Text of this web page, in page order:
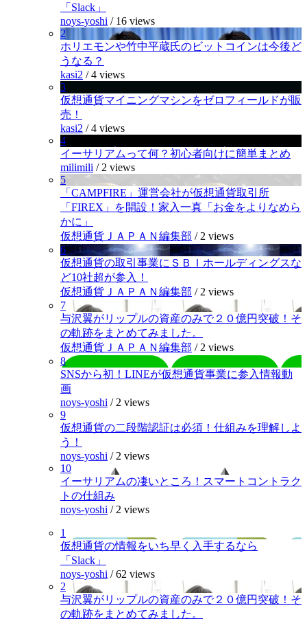
「Slack」
noys-yoshi / 16 views
2
ホリエモンや竹中平蔵氏のビットコインは今後ど
うなる？
kasi2 /4 views
3
仮想通貨マイニングマシンをゼロフィールドが販
売！
kasi2 /4 views
4
イーサリアムって何？初心者向けに簡単まとめ
milimili / 2 views
5
「CAMPFIRE」運営会社が仮想通貨取引所
「FIREX」を開設！家入一真「お金をよりなめら
かに」
仮想通貨ＪＡＰＡＮ編集部 / 2 views
6
仮想通貨の取引事業にＳＢＩホールディングスな
ど10社超が参入！
仮想通貨ＪＡＰＡＮ編集部 / 2 views
7
与沢翼がリップルの資産のみで２０億円突破！そ
の軌跡をまとめてみました。
仮想通貨ＪＡＰＡＮ編集部 / 2 views
8
SNSから初！LINEが仮想通貨事業に参入情報動
画
noys-yoshi / 2 views
9
仮想通貨の二段階認証は必須！仕組みを理解しよ
う！
noys-yoshi / 2 views
10
イーサリアムの凄いところ！スマートコントラク
トの仕組み
noys-yoshi / 2 views
1
仮想通貨の情報をいち早く入手するなら
「Slack」
noys-yoshi /62 views
2
与沢翼がリップルの資産のみで２０億円突破！そ
の軌跡をまとめてみました。